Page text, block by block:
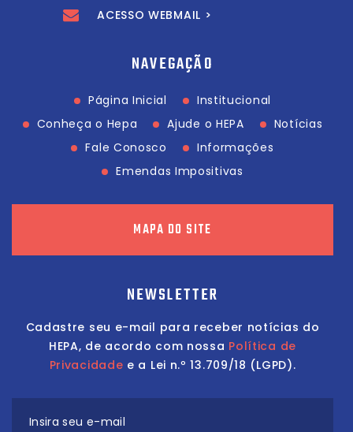
ACESSO WEBMAIL >
NAVEGAÇÃO
Página Inicial
Institucional
Conheça o Hepa
Ajude o HEPA
Notícias
Fale Conosco
Informações
Emendas Impositivas
MAPA DO SITE
NEWSLETTER
Cadastre seu e-mail para receber notícias do
HEPA, de acordo com nossa Política de
Privacidade e a Lei n.º 13.709/18 (LGPD).
Insira seu e-mail